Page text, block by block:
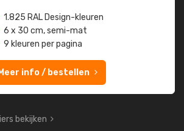
1.825 RAL Design-kleuren
6 x 30 cm, semi-mat
9 kleuren per pagina
Meer info / bestellen
bekijken